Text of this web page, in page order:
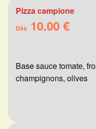
Pizza campione
Dès 10.00 €
Base sauce tomate,
champignons, olives